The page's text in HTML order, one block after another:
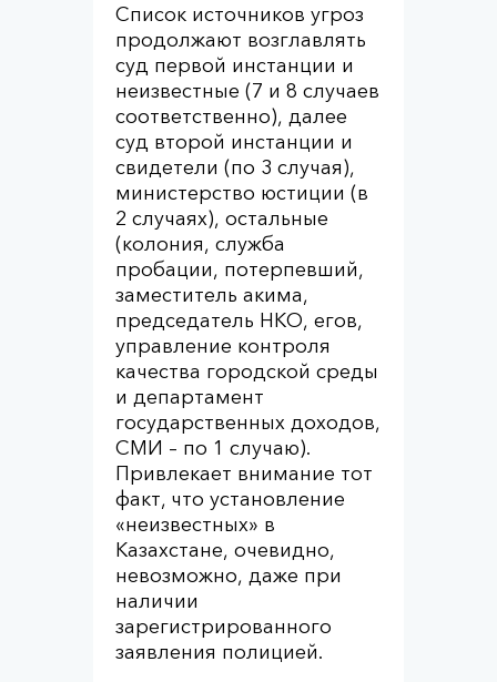
Список источников угроз
продолжают возглавлять
суд первой инстанции и
неизвестные (7 и 8 случаев
соответственно), далее
суд второй инстанции и
свидетели (по 3 случая),
министерство юстиции (в
2 случаях), остальные
(колония, служба
пробации, потерпевший,
заместитель акима,
председатель НКО, егов,
управление контроля
качества городской среды
и департамент
государственных доходов,
СМИ – по 1 случаю).
Привлекает внимание тот
факт, что установление
«неизвестных» в
Казахстане, очевидно,
невозможно, даже при
наличии
зарегистрированного
заявления полицией.